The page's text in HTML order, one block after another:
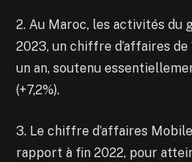
2. Au Maroc, les activités du
2023, un chiffre d’affaires
un an, soutenu
(+7,2%).
3. Le chiffre d’affaires
rapport à fin 2022, pour